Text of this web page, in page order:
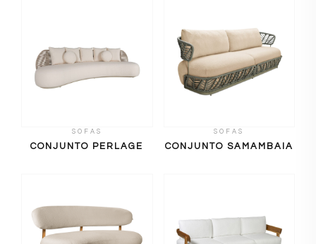
SOFAS
CONJUNTO PERLAGE
SOFAS
CONJUNTO SAMAMBAIA